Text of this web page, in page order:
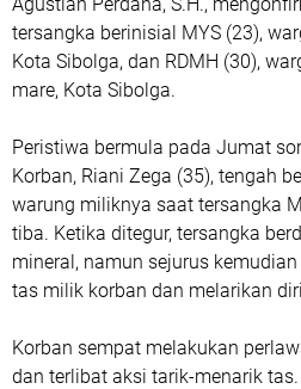
tersangka berinisial MYS (23),
Kota Sibolga, dan RDMH (30),
mare, Kota Sibolga.
Peristiwa bermula pada Jumat
Korban, Riani Zega (35), tengah
warung miliknya saat tersangka
tiba. Ketika ditegur, tersangka
mineral, namun sejurus
tas milik korban dan melarikan
Korban sempat melakukan
dan terlibat aksi tarik-menarik